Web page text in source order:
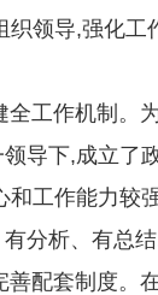
织领导,强化工
工作机制。为
导下,成立了
和工作能力较
分析、有总
配套制度。在